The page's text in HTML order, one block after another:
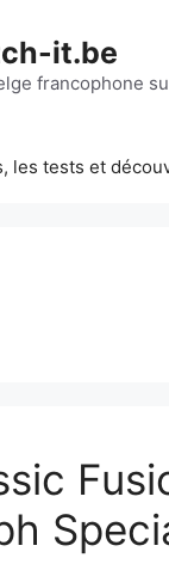
it.be
francophone
les tests et